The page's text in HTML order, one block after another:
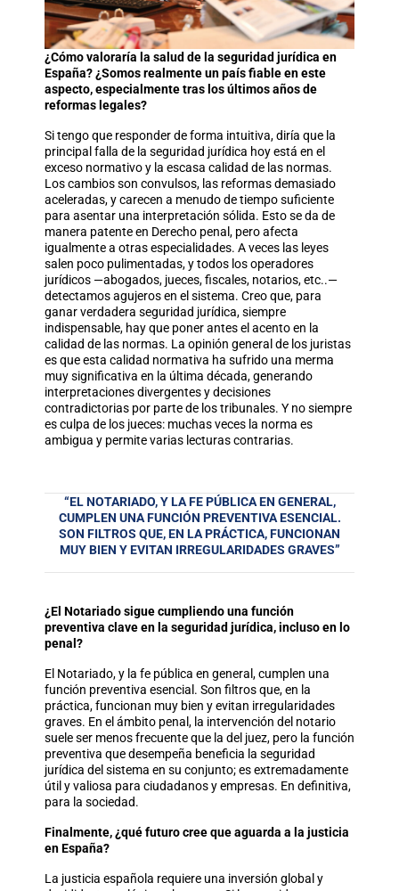
¿Cómo valoraría la salud de la seguridad jurídica en
España? ¿Somos realmente un país fiable en este
aspecto, especialmente tras los últimos años de
reformas legales?
Si tengo que responder de forma intuitiva, diría que la
principal falla de la seguridad jurídica hoy está en el
exceso normativo y la escasa calidad de las normas.
Los cambios son convulsos, las reformas demasiado
aceleradas, y carecen a menudo de tiempo suficiente
para asentar una interpretación sólida. Esto se da de
manera patente en Derecho penal, pero afecta
igualmente a otras especialidades. A veces las leyes
salen poco pulimentadas, y todos los operadores
jurídicos —abogados, jueces, fiscales, notarios, etc..—
detectamos agujeros en el sistema. Creo que, para
ganar verdadera seguridad jurídica, siempre
indispensable, hay que poner antes el acento en la
calidad de las normas. La opinión general de los juristas
es que esta calidad normativa ha sufrido una merma
muy significativa en la última década, generando
interpretaciones divergentes y decisiones
contradictorias por parte de los tribunales. Y no siempre
es culpa de los jueces: muchas veces la norma es
ambigua y permite varias lecturas contrarias.
“EL NOTARIADO, Y LA FE PÚBLICA EN GENERAL,
CUMPLEN UNA FUNCIÓN PREVENTIVA ESENCIAL.
SON FILTROS QUE, EN LA PRÁCTICA, FUNCIONAN
MUY BIEN Y EVITAN IRREGULARIDADES GRAVES”
¿El Notariado sigue cumpliendo una función
preventiva clave en la seguridad jurídica, incluso en lo
penal?
El Notariado, y la fe pública en general, cumplen una
función preventiva esencial. Son filtros que, en la
práctica, funcionan muy bien y evitan irregularidades
graves. En el ámbito penal, la intervención del notario
suele ser menos frecuente que la del juez, pero la función
preventiva que desempeña beneficia la seguridad
jurídica del sistema en su conjunto; es extremadamente
útil y valiosa para ciudadanos y empresas. En definitiva,
para la sociedad.
Finalmente, ¿qué futuro cree que aguarda a la justicia
en España?
La justicia española requiere una inversión global y